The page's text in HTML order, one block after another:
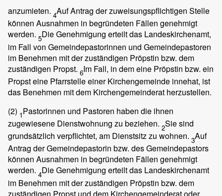
anzumieten. 4Auf Antrag der zuweisungspflichtigen Stelle
können Ausnahmen in begründeten Fällen genehmigt
werden. 5Die Genehmigung erteilt das Landeskirchenamt,
im Fall von Gemeindepastorinnen und Gemeindepastoren
im Benehmen mit der zuständigen Pröpstin bzw. dem
zuständigen Propst. 6Im Fall, in dem eine Pröpstin bzw. ein
Propst eine Pfarrstelle einer Kirchengemeinde innehat, ist
das Benehmen mit dem Kirchengemeinderat herzustellen.
(2) 1Pastorinnen und Pastoren haben die ihnen
zugewiesene Dienstwohnung zu beziehen. 2Sie sind
grundsätzlich verpflichtet, am Dienstsitz zu wohnen. 3Auf
Antrag der Gemeindepastorin bzw. des Gemeindepastors
können Ausnahmen in begründeten Fällen genehmigt
werden. 4Die Genehmigung erteilt das Landeskirchenamt
im Benehmen mit der zuständigen Pröpstin bzw. dem
zuständigen Propst und dem Kirchengemeinderat oder